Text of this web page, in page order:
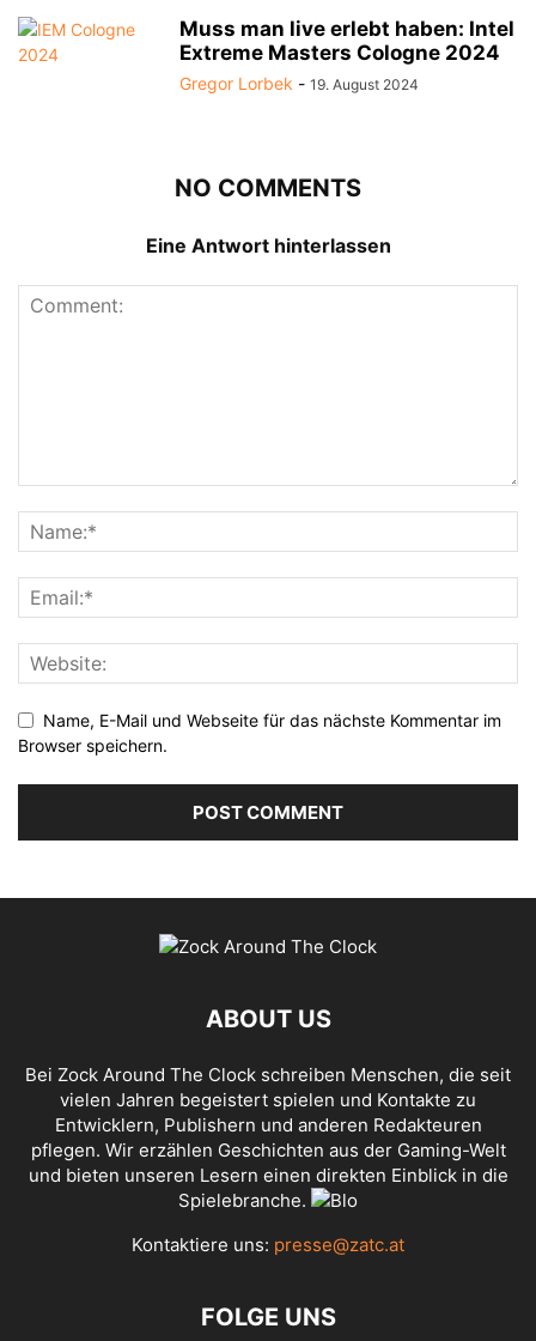
Muss man live erlebt haben: Intel
Extreme Masters Cologne 2024
Gregor Lorbek - 19. August 2024
NO COMMENTS
Eine Antwort hinterlassen
Name, E-Mail und Webseite für das nächste Kommentar im
Browser speichern.
ABOUT US
Bei Zock Around The Clock schreiben Menschen, die seit
vielen Jahren begeistert spielen und Kontakte zu
Entwicklern, Publishern und anderen Redakteuren
pflegen. Wir erzählen Geschichten aus der Gaming-Welt
und bieten unseren Lesern einen direkten Einblick in die
Spielebranche.
Kontaktiere uns: presse@zatc.at
FOLGE UNS